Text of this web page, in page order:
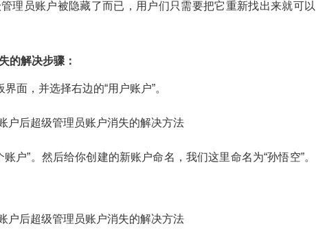
理员账户被隐藏了而已，用户们只需要把它重新找出来就可以
解决步骤：
，并选择右边的“用户账户”。
”。然后给你创建的新账户命名，我们这里命名为“孙悟空”。